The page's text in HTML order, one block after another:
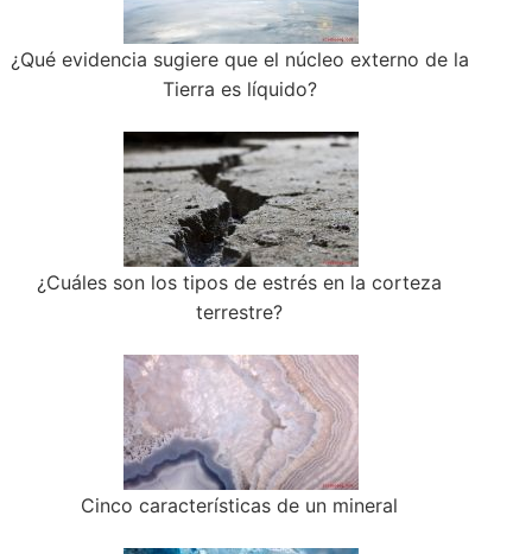
¿Qué evidencia sugiere que el núcleo externo de la
Tierra es líquido?
¿Cuáles son los tipos de estrés en la corteza
terrestre?
Cinco características de un mineral